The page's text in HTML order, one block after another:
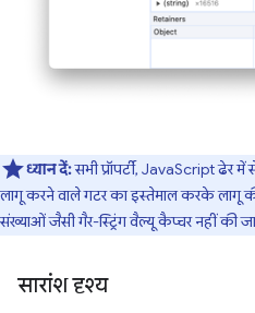
ध्यान दें:सभी प्रॉपर्टी, JavaScript ढेर
लागू करने वाले गटर का इस्तेमाल करके लागू की
संख्याओं जैसी गैर-स्ट्रिंग वैल्यू कैप्चर नहीं की
सारांश दृश्य